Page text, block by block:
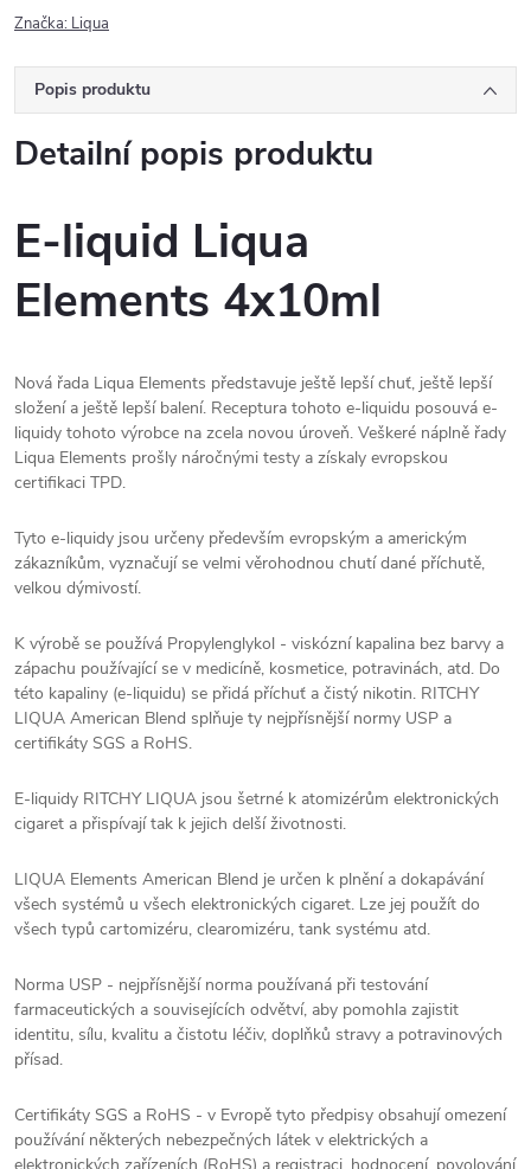
Značka: Liqua
Popis produktu
Detailní popis produktu
E-liquid Liqua
Elements 4x10ml
Nová řada Liqua Elements představuje ještě lepší chuť, ještě lepší
složení a ještě lepší balení. Receptura tohoto e-liquidu posouvá e-
liquidy tohoto výrobce na zcela novou úroveň. Veškeré náplně řady
Liqua Elements prošly náročnými testy a získaly evropskou
certifikaci TPD.
Tyto e-liquidy jsou určeny především evropským a americkým
zákazníkům, vyznačují se velmi věrohodnou chutí dané příchutě,
velkou dýmivostí.
K výrobě se používá Propylenglykol - viskózní kapalina bez barvy a
zápachu používající se v medicíně, kosmetice, potravinách, atd. Do
této kapaliny (e-liquidu) se přidá příchuť a čistý nikotin. RITCHY
LIQUA American Blend splňuje ty nejpřísnější normy USP a
certifikáty SGS a RoHS.
E-liquidy RITCHY LIQUA jsou šetrné k atomizérům elektronických
cigaret a přispívají tak k jejich delší životnosti.
LIQUA Elements American Blend je určen k plnění a dokapávání
všech systémů u všech elektronických cigaret. Lze jej použít do
všech typů cartomizéru, clearomizéru, tank systému atd.
Norma USP - nejpřísnější norma používaná při testování
farmaceutických a souvisejících odvětví, aby pomohla zajistit
identitu, sílu, kvalitu a čistotu léčiv, doplňků stravy a potravinových
přísad.
Certifikáty SGS a RoHS - v Evropě tyto předpisy obsahují omezení
používání některých nebezpečných látek v elektrických a